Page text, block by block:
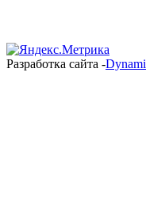
Разработка сайта -